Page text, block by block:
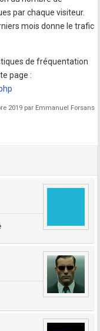
par chaque visiteur.
mois donne le trafic
de fréquentation
page :
2019 par Emmanuel Forsans